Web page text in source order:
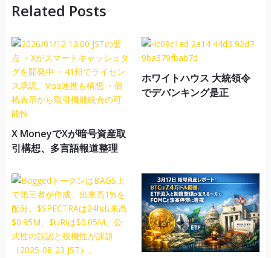
Related Posts
X MoneyでXが暗号資産取
引構想、多言語報道整理
ホワイトハウス 大統領令
でデバンキング是正